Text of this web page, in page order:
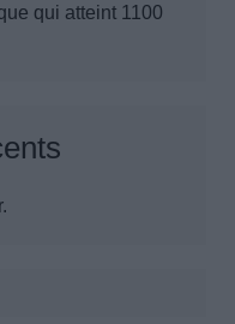
qui atteint 1100